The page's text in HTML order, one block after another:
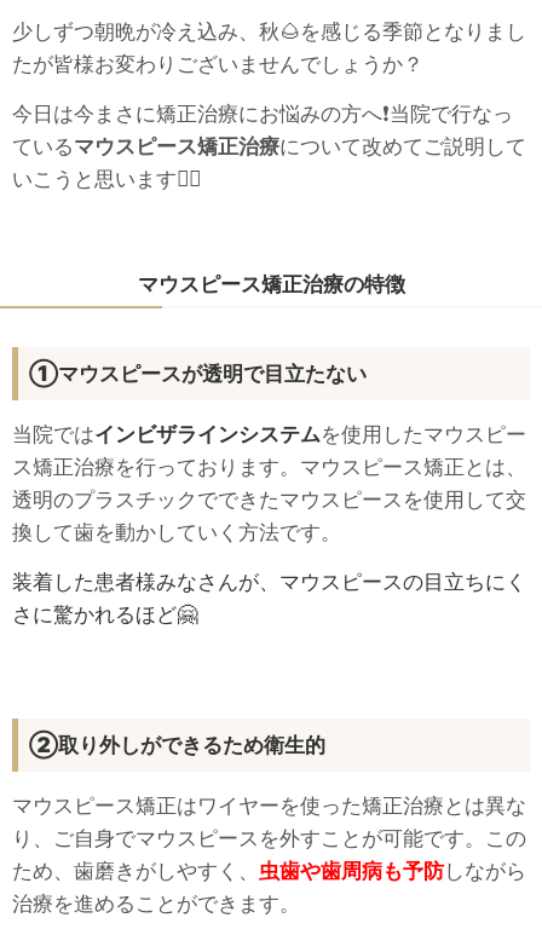
少しずつ朝晩が冷え込み、秋🌰を感じる季節となりまし
たが皆様お変わりございませんでしょうか？
今日は今まさに矯正治療にお悩みの方へ❗当院で行なっ
ているマウスピース矯正治療について改めてご説明して
いこうと思います👩‍⚕️
マウスピース矯正治療の特徴
①マウスピースが透明で目立たない
当院ではインビザラインシステムを使用したマウスピー
ス矯正治療を行っております。マウスピース矯正とは、
透明のプラスチックでできたマウスピースを使用して交
換して歯を動かしていく方法です。
装着した患者様みなさんが、マウスピースの目立ちにく
さに驚かれるほど🤗
②取り外しができるため衛生的
マウスピース矯正はワイヤーを使った矯正治療とは異な
り、ご自身でマウスピースを外すことが可能です。この
ため、歯磨きがしやすく、 虫歯や歯周病も予防しながら
治療を進めることができます。